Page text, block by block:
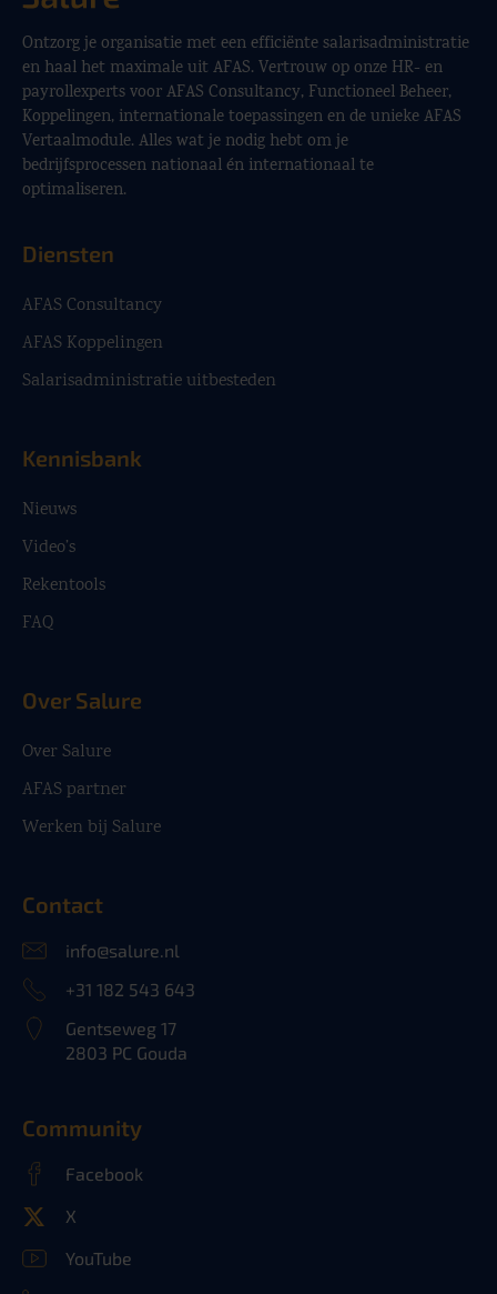
Ontzorg je organisatie met een efficiënte salarisadministratie
en haal het maximale uit AFAS. Vertrouw op onze HR- en
payrollexperts voor AFAS Consultancy, Functioneel Beheer,
Koppelingen, internationale toepassingen en de unieke AFAS
Vertaalmodule. Alles wat je nodig hebt om je
bedrijfsprocessen nationaal én internationaal te
optimaliseren.
Diensten
AFAS Consultancy
AFAS Koppelingen
Salarisadministratie uitbesteden
Kennisbank
Nieuws
Video’s
Rekentools
FAQ
Over Salure
Over Salure
AFAS partner
Werken bij Salure
Contact
info@salure.nl
+31 182 543 643
Gentseweg 17
2803 PC Gouda
Community
Facebook
X
YouTube